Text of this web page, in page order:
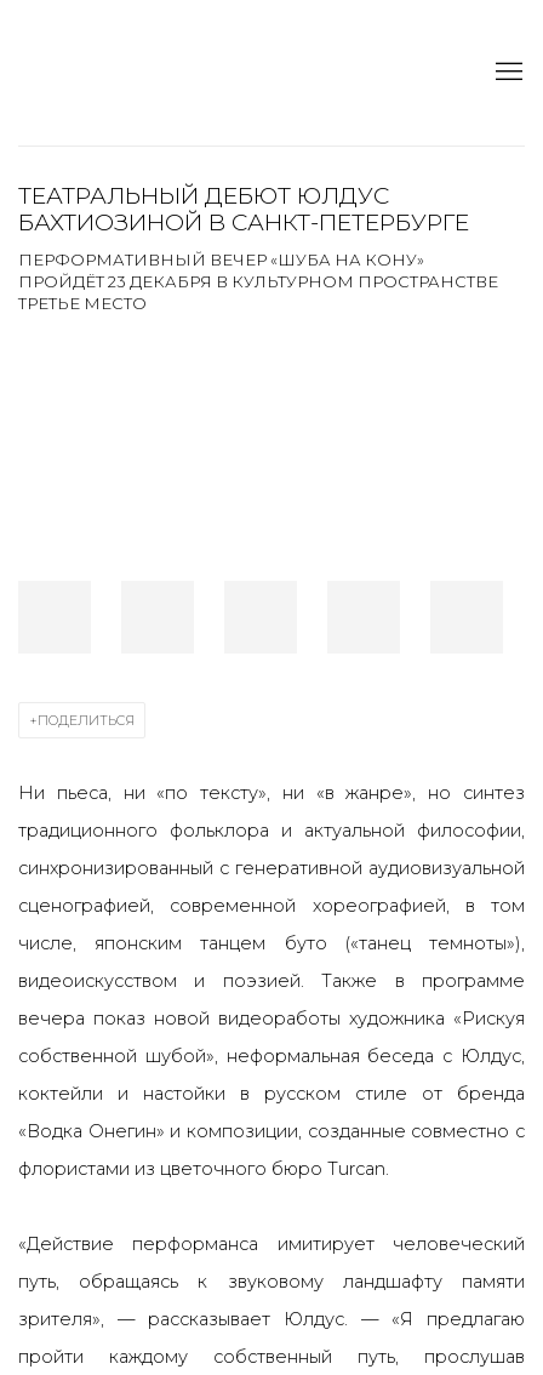
ТЕАТРАЛЬНЫЙ ДЕБЮТ ЮЛДУС
БАХТИОЗИНОЙ В САНКТ-ПЕТЕРБУРГЕ
ПЕРФОРМАТИВНЫЙ ВЕЧЕР «ШУБА НА КОНУ»
ПРОЙДЁТ 23 ДЕКАБРЯ В КУЛЬТУРНОМ ПРОСТРАНСТВЕ
ТРЕТЬЕ МЕСТО
ПОДЕЛИТЬСЯ
Ни пьеса, ни «по тексту», ни «в жанре», но синтез
традиционного фольклора и актуальной философии,
синхронизированный с генеративной аудиовизуальной
сценографией, современной хореографией, в том
числе, японским танцем буто («танец темноты»),
видеоискусством и поэзией. Также в программе
вечера показ новой видеоработы художника «Рискуя
собственной шубой», неформальная беседа с Юлдус,
коктейли и настойки в русском стиле от бренда
«Водка Онегин» и композиции, созданные совместно с
флористами из цветочного бюро Turcan.
«Действие перформанса имитирует человеческий
путь, обращаясь к звуковому ландшафту памяти
зрителя», — рассказывает Юлдус. — «Я предлагаю
пройти каждому собственный путь, прослушав